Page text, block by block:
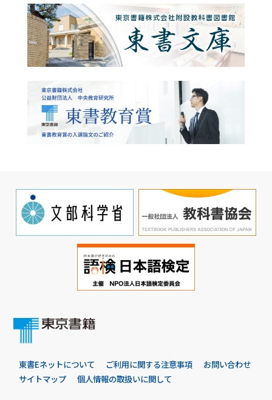
東書Eネットについて ご利用に関する注意事項
お問い合わせ
サイトマップ
個人情報の取扱いに関して